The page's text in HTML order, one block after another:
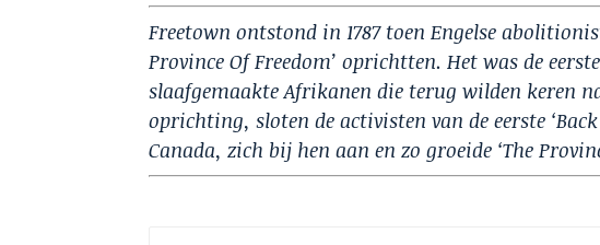
Freetown ontstond in 1787 toen Engelse
Province Of Freedom’ oprichtten. Het was de
slaafgemaakte Afrikanen die terug wilden keren
oprichting, sloten de activisten van de eerste
Canada, zich bij hen aan en zo groeide ‘The